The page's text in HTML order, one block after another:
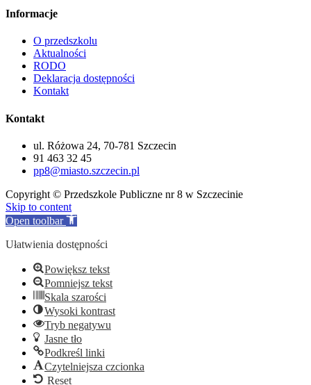
Informacje
O przedszkolu
Aktualności
RODO
Deklaracja dostępności
Kontakt
Kontakt
ul. Różowa 24, 70-781 Szczecin
91 463 32 45
pp8@miasto.szczecin.pl
Copyright © Przedszkole Publiczne nr 8 w Szczecinie
Skip to content
Open toolbar
Ułatwienia dostępności
Powiększ tekst
Pomniejsz tekst
Skala szarości
Wysoki kontrast
Tryb negatywu
Jasne tło
Podkreśl linki
Czytelniejsza czcionka
Reset